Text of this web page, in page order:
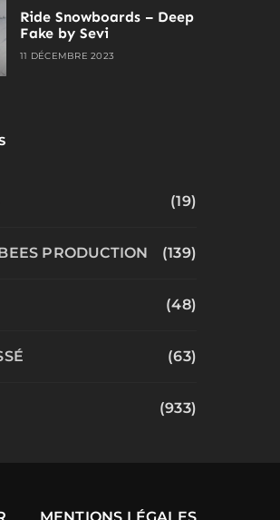
Ride Snowboards – Deep
Fake by Sevi
11 DÉCEMBRE 2023
(19)
PRODUCTION (139)
(48)
(63)
(933)